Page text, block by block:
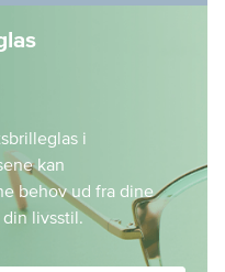
i
kan
behov ud fra dine
din livsstil.